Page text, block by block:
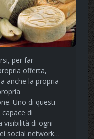
per far
offerta,
anche la propria
Uno di questi
di
visibilità di ogni
social network…